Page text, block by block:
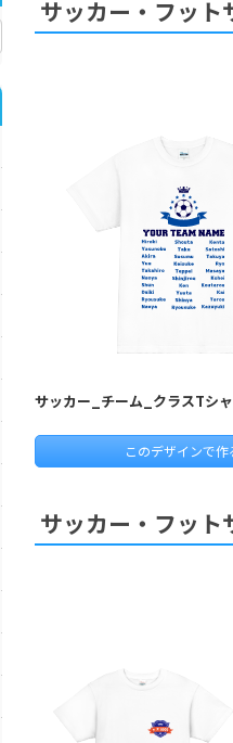
サッカー・フット
サッカー_チーム_クラスTシ
このデザインで作
サッカー・フット